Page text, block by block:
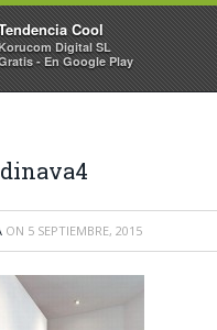
Cool
Digital SL
- En Google Play
ON 5 SEPTIEMBRE, 2015